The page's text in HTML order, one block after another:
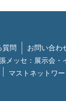
質問 お問い合わ
メッセ：展示会・
マストネットワ